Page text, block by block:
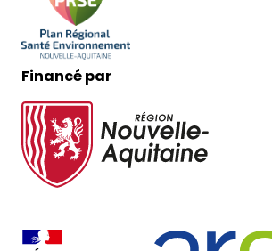
Financé par